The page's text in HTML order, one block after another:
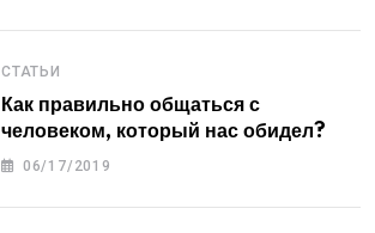
СТАТЬИ
Как правильно общаться с
человеком, который нас обидел?
06/17/2019